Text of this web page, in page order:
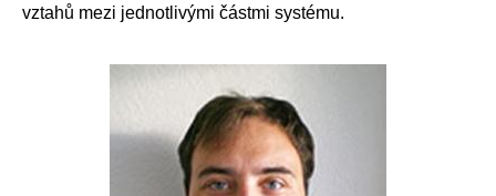
vztahů mezi jednotlivými částmi systému.